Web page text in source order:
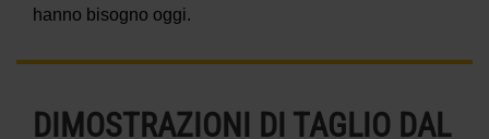
hanno bisogno oggi.
DIMOSTRAZIONI DI TAGLIO DAL